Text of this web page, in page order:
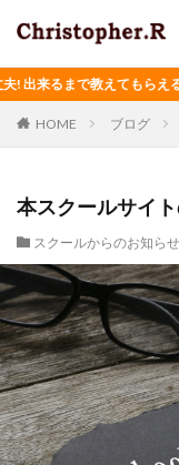
来るまで教えてもらえる「
HOME ブログ
本スクールサイ
スクールからのお知らせ